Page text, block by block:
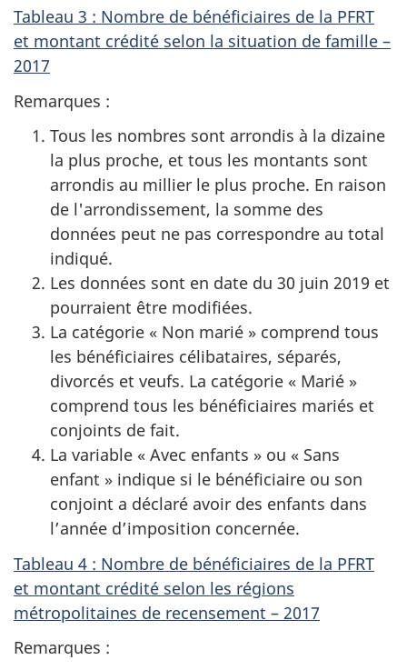
Tableau 3 : Nombre de bénéficiaires de la PFRT
et montant crédité selon la situation de famille –
2017
Remarques :
Tous les nombres sont arrondis à la dizaine
la plus proche, et tous les montants sont
arrondis au millier le plus proche. En raison
de l'arrondissement, la somme des
données peut ne pas correspondre au total
indiqué.
Les données sont en date du 30 juin 2019 et
pourraient être modifiées.
La catégorie « Non marié » comprend tous
les bénéficiaires célibataires, séparés,
divorcés et veufs. La catégorie « Marié »
comprend tous les bénéficiaires mariés et
conjoints de fait.
La variable « Avec enfants » ou « Sans
enfant » indique si le bénéficiaire ou son
conjoint a déclaré avoir des enfants dans
l’année d’imposition concernée.
Tableau 4 : Nombre de bénéficiaires de la PFRT
et montant crédité selon les régions
métropolitaines de recensement – 2017
Remarques :